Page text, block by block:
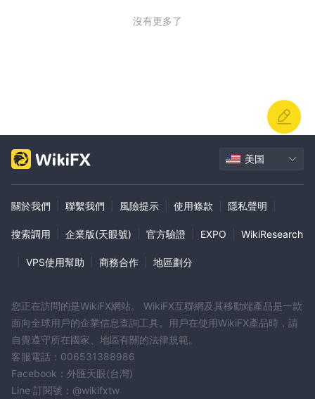
沒有更多了
美国
關於我們 聯繫我們 風險提示 使用條款 隱私聲明
搜索調用 企業版(天眼號) 官方驗證 EXPO WikiResearch
VPS使用幫助 商務合作 地區劃分
您正在訪問的是WikiFX網站。 WikiFX互聯網及其移動端產品是一款
面向全球用戶的企業信息查詢工具。用戶在使用WikiFX產品時，請
自覺遵守所在國家、地區有關的法律規範。
客服電話：006531388986
Facebook：外匯天眼(台灣)
Line 訂閱號：@wikifxtw